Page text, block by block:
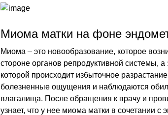
Миома матки на фоне
Миома – это новообразование, которое
стороне органов репродуктивной системы, а
которой происходит избыточное
болезненные ощущения и наблюдаются
влагалища. После обращения к врачу и
узнает, что у нее миома матки в сочетании с